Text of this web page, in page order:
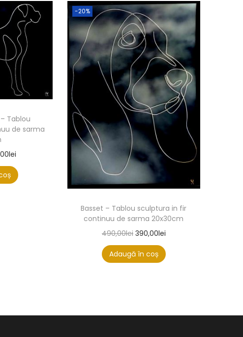
Tablou
de sarma
lei
-20%
Basset – Tablou sculptura in fir
continuu de sarma 20x30cm
490,00lei 390,00lei
Adaugă în coș